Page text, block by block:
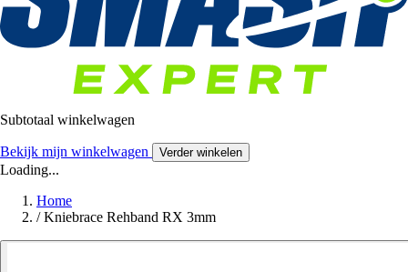
Subtotaal winkelwagen
Bekijk mijn winkelwagen Verder winkelen
Loading...
Home
/ Kniebrace Rehband RX 3mm